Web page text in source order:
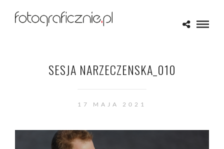
SESJA NARZECZENSKA_010
17 MAJA 2021